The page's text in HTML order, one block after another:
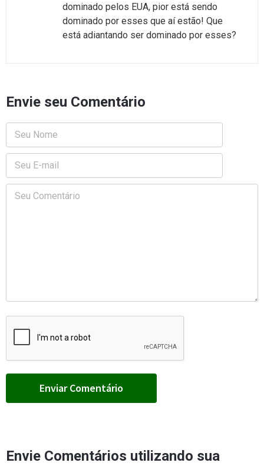
dominado pelos EUA, pior está sendo
dominado por esses que aí estão! Que
está adiantando ser dominado por esses?
Envie seu Comentário
Envie Comentários utilizando sua